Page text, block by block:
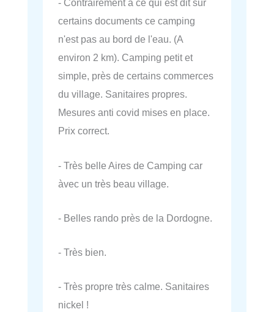
- Contrairement à ce qui est dit sur
certains documents ce camping
n'est pas au bord de l'eau. (A
environ 2 km). Camping petit et
simple, près de certains commerces
du village. Sanitaires propres.
Mesures anti covid mises en place.
Prix correct.
- Très belle Aires de Camping car
àvec un très beau village.
- Belles rando près de la Dordogne.
- Très bien.
- Très propre très calme. Sanitaires
nickel !